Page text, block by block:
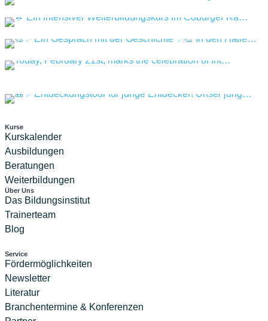
Kurse
Kurskalender
Ausbildungen
Beratungen
Weiterbildungen
Über Uns
Das Bildungsinstitut
Trainerteam
Blog
Service
Fördermöglichkeiten
Newsletter
Literatur
Branchentermine & Konferenzen